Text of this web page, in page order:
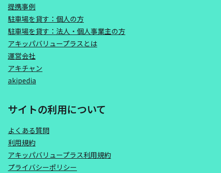
提携事例
駐車場を貸す：個人の方
駐車場を貸す：法人・個人事業主の方
アキッパバリュープラスとは
運営会社
アキチャン
akipedia
サイトの利用について
よくある質問
利用規約
アキッパバリュープラス利用規約
プライバシーポリシー